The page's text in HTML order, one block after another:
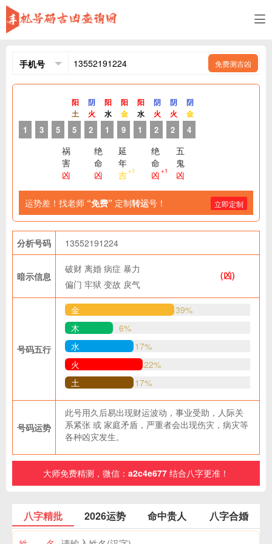
免费测吉凶
1 3 5
阳
土
5
阴
火
2
祸
害
凶
阳
水
1
绝
命
凶
阳
金
9
阳
水
1
延
年
吉+1
阴
火
2
阴
火
2
绝
命
凶 +1
阴
金
4
五
鬼
凶
运势差！找老师 “免费” 定制转运号！ 立即定制
分析号码 13552191224
暗示信息
破财 离婚 病症 暴力
偏门 牢狱 变故 戾气
(凶)
号码五行
金
39%
木
6%
水
17%
火
22%
土
17%
号码运势
此号用久后易出现财运波动，事业受助，人际关
系紧张 或 家庭矛盾，严重者会出现伤灾，病灾等
各种凶灾发生。
大师免费精测，微信： a2c4e677 结合八字更准！
八字精批 2026运势 命中贵人 八字合婚